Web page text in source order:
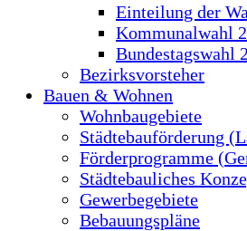
Einteilung der
Kommunalwahl
Bundestagswahl
Bezirksvorsteher
Bauen & Wohnen
Wohnbaugebiete
Städtebauförderung
Förderprogramme
Städtebauliches
Gewerbegebiete
Bebauungspläne